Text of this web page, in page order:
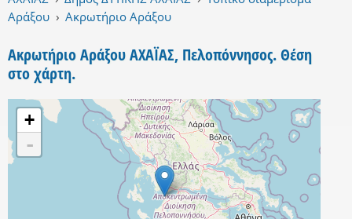
Αράξου › Ακρωτήριο Αράξου
Ακρωτήριο Αράξου ΑΧΑΪΑΣ, Πελοπόννησος. Θέση
στο χάρτη.
+
-